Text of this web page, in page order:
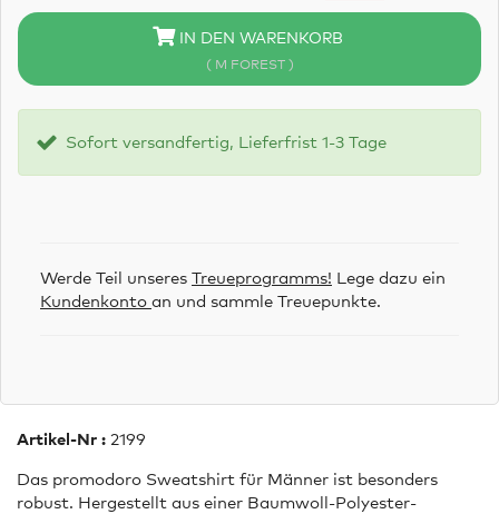
IN DEN WARENKORB
( M FOREST )
Sofort versandfertig, Lieferfrist 1-3 Tage
Werde Teil unseres Treueprogramms! Lege dazu ein
Kundenkonto an und sammle Treuepunkte.
Artikel-Nr : 2199
Das promodoro Sweatshirt für Männer ist besonders
robust. Hergestellt aus einer Baumwoll-Polyester-